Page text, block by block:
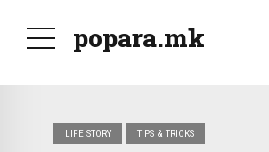
popara.mk
LIFE STORY TIPS & TRICKS